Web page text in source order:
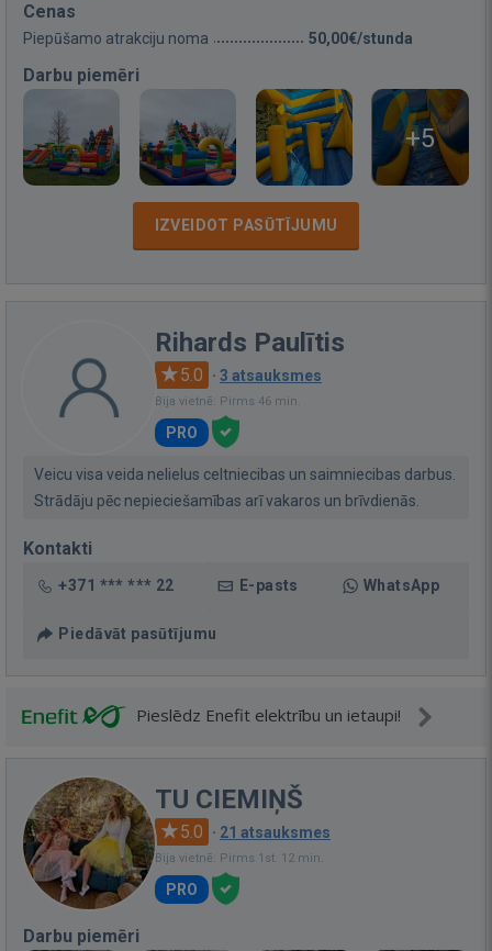
Cenas
Piepūšamo atrakciju noma 50,00€/stunda
Darbu piemēri
+5
IZVEIDOT PASŪTĪJUMU
Rihards Paulītis
5.0 · 3 atsauksmes
Bija vietnē: Pirms 46 min.
PRO
Veicu visa veida nelielus celtniecibas un saimniecibas darbus.
Strādāju pēc nepieciešamības arī vakaros un brīvdienās.
Kontakti
+371 *** *** 22 E-pasts WhatsApp
Piedāvāt pasūtījumu
Pieslēdz Enefit elektrību un ietaupi!
TU CIEMIŅŠ
5.0 · 21 atsauksmes
Bija vietnē: Pirms 1st. 12 min.
PRO
Darbu piemēri